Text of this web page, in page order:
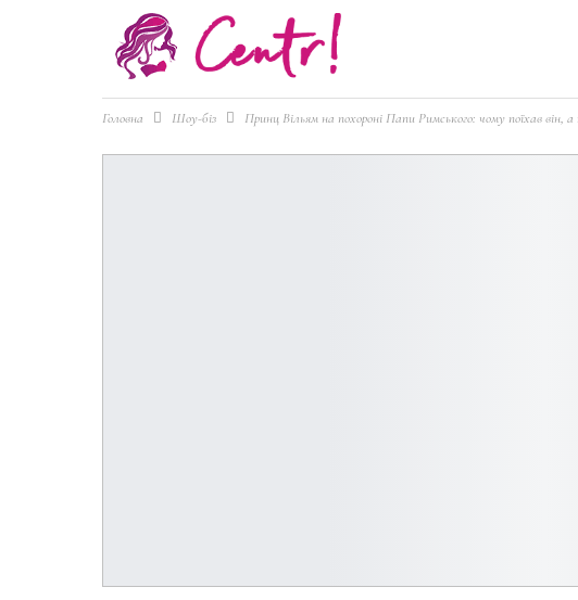
Головна Шоу-біз Принц Вільям на похороні Папи Римського: чому поїхав він, а